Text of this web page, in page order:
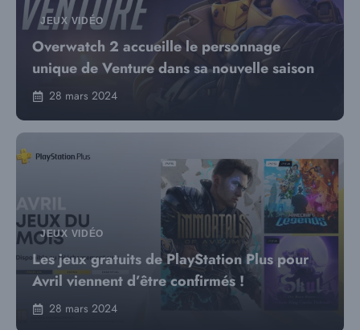
JEUX VIDÉO
Overwatch 2 accueille le personnage
unique de Venture dans sa nouvelle saison
28 mars 2024
JEUX VIDÉO
Les jeux gratuits de PlayStation Plus pour
Avril viennent d’être confirmés !
28 mars 2024